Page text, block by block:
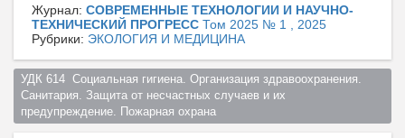
Журнал: СОВРЕМЕННЫЕ ТЕХНОЛОГИИ И НАУЧНО-
ТЕХНИЧЕСКИЙ ПРОГРЕСС Том 2025 № 1 , 2025
Рубрики: ЭКОЛОГИЯ И МЕДИЦИНА
УДК 614  Социальная гигиена. Организация здравоохранения.
Санитария. Защита от несчастных случаев и их
предупреждение. Пожарная охрана